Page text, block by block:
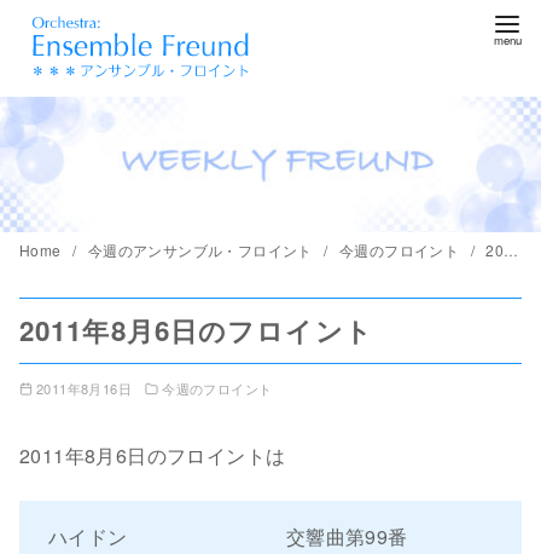
ツ
へ
移
Home 今週のアンサンブル・フロイント 今週のフロイント 2011年8月6日のフロイント
2011年8月6日のフロイント
2011年8月16日 今週のフロイント
2011年8月6日のフロイントは
ハイドン 交響曲第99番